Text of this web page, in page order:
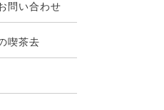
問い合わせ
喫茶去